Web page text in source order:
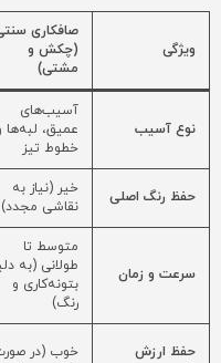
ویژگی
صافکاری
(چکش و
مشتی)
نوع آسیب
آسیب‌های
عمیق، لبه‌ها
خطوط تیز
حفظ رنگ اصلی
خیر (نیاز به
نقاشی مجدد)
سرعت و زمان
متوسط تا
طولانی (به
بتونه‌کاری و
رنگ)
حفظ ارزش
خوب (در